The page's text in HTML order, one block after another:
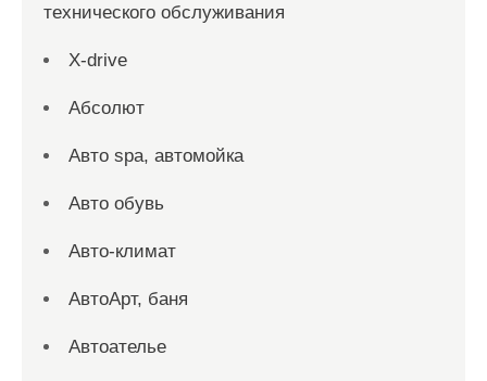
технического обслуживания
X-drive
Абсолют
Авто spa, автомойка
Авто обувь
Авто-климат
АвтоАрт, баня
Автоателье